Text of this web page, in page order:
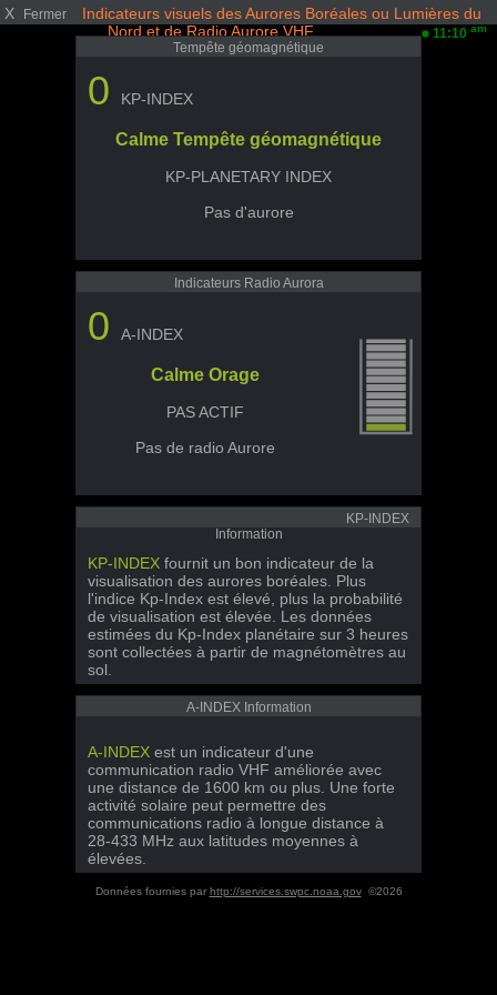
X Fermer
Indicateurs visuels des Aurores Boréales ou Lumières du
Nord et de Radio Aurore VHF
11:10 am
Tempête géomagnétique
0 KP-INDEX
Calme Tempête géomagnétique
KP-PLANETARY INDEX
Pas d'aurore
Indicateurs Radio Aurora
0 A-INDEX
Calme Orage
PAS ACTIF
Pas de radio Aurore
KP-INDEX
Information
KP-INDEX fournit un bon indicateur de la
visualisation des aurores boréales. Plus
l'indice Kp-Index est élevé, plus la probabilité
de visualisation est élevée. Les données
estimées du Kp-Index planétaire sur 3 heures
sont collectées à partir de magnétomètres au
sol.
A-INDEX Information
A-INDEX est un indicateur d'une
communication radio VHF améliorée avec
une distance de 1600 km ou plus. Une forte
activité solaire peut permettre des
communications radio à longue distance à
28-433 MHz aux latitudes moyennes à
élevées.
Données fournies par http://services.swpc.noaa.gov©2026